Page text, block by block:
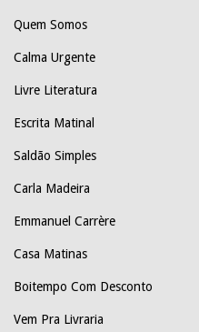
Quem Somos
Calma Urgente
Livre Literatura
Escrita Matinal
Saldão Simples
Carla Madeira
Emmanuel Carrère
Casa Matinas
Boitempo Com Desconto
Vem Pra Livraria